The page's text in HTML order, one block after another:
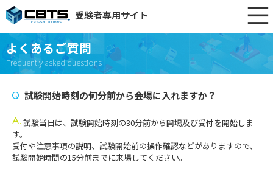
受験者専用サイト
よくあるご質問
Frequently asked questions
試験開始時刻の何分前から会場に入れますか？
試験当日は、試験開始時刻の30分前から開場及び受付を開始しま
す。
受付や注意事項の説明、試験開始前の操作確認などがありますので、
試験開始時間の15分前までに来場してください。